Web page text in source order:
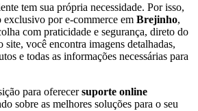
tem sua própria necessidade. Por isso,
exclusivo por e-commerce em Brejinho,
com praticidade e segurança, direto do
site, você encontra imagens detalhadas,
e todas as informações necessárias para
para oferecersuporte online
sobre as melhores soluções para o seu